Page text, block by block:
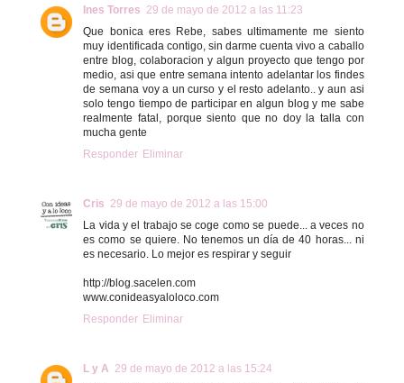
Ines Torres 29 de mayo de 2012 a las 11:23
Que bonica eres Rebe, sabes ultimamente me siento
muy identificada contigo, sin darme cuenta vivo a caballo
entre blog, colaboracion y algun proyecto que tengo por
medio, asi que entre semana intento adelantar los findes
de semana voy a un curso y el resto adelanto.. y aun asi
solo tengo tiempo de participar en algun blog y me sabe
realmente fatal, porque siento que no doy la talla con
mucha gente
Responder Eliminar
Cris 29 de mayo de 2012 a las 15:00
La vida y el trabajo se coge como se puede... a veces no
es como se quiere. No tenemos un día de 40 horas... ni
es necesario. Lo mejor es respirar y seguir
http://blog.sacelen.com
www.conideasyaloloco.com
Responder Eliminar
L y A 29 de mayo de 2012 a las 15:24